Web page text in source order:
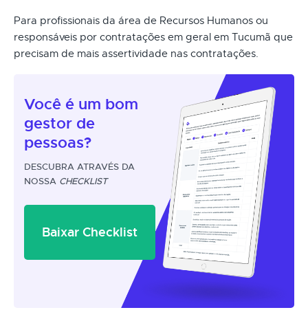
Para profissionais da área de Recursos Humanos ou
responsáveis por contratações em geral em Tucumã que
precisam de mais assertividade nas contratações.
Você é um bom
gestor de
pessoas?
DESCUBRA ATRAVÉS DA
NOSSA CHECKLIST
Baixar Checklist